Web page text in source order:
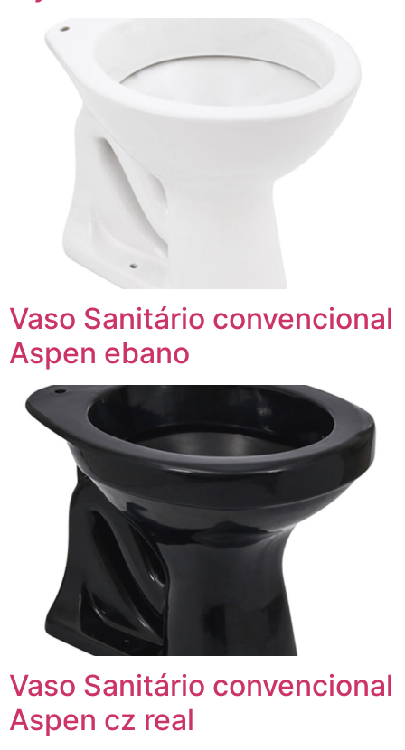
Vaso Sanitário convencional
Aspen ebano
Vaso Sanitário convencional
Aspen cz real